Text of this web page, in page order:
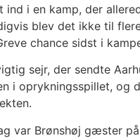
ind i en kamp, der
blev det ikke til
chance sidst i
sejr, der sendte
i oprykningsspillet, og
var Brønshøj gæster